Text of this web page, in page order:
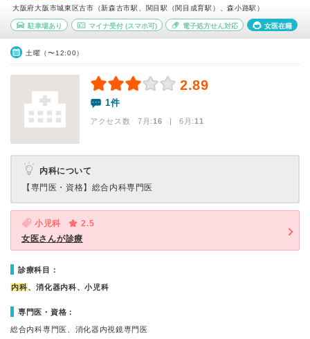
大阪府大阪市城東区古市（新森古市駅、関目駅（関目成育駅）、森小路駅）
駐車場あり マイナ受付(スマホ可) 電子処方せん対応 女医在籍
土曜（〜12:00）
2.89
1件
アクセス数 7月:16 | 6月:11
内科について
【専門医・資格】 総合内科専門医
小児科
2.5
女医さんが診療
診療科目：
内科、消化器内科、小児科
専門医・資格：
総合内科専門医、消化器内視鏡専門医